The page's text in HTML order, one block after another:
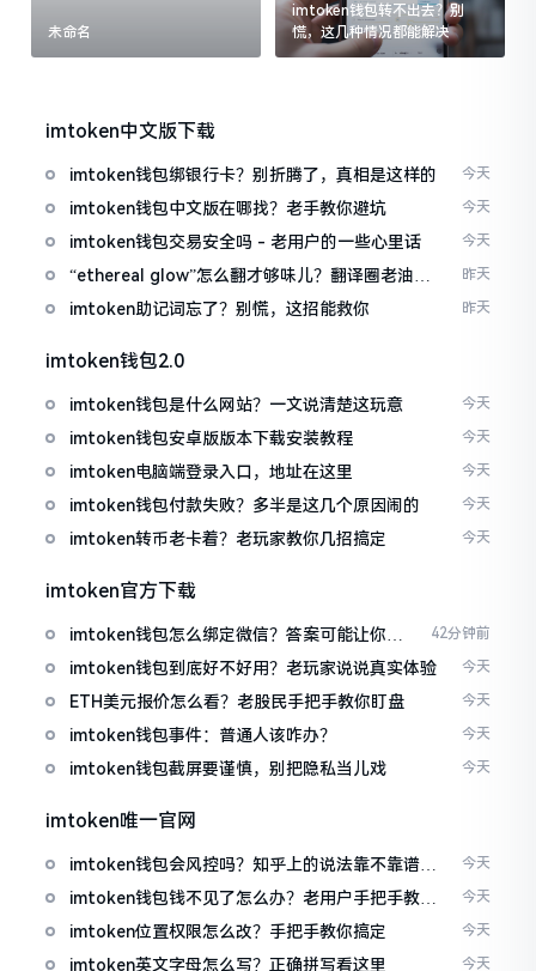
未命名
imtoken钱包转不出去？别
慌，这几种情况都能解决
imtoken中文版下载
imtoken钱包绑银行卡？别折腾了，真相是这样的 今天
imtoken钱包中文版在哪找？老手教你避坑 今天
imtoken钱包交易安全吗 - 老用户的一些心里话 今天
“ethereal glow”怎么翻才够味儿？翻译圈老油条
的私房话
昨天
imtoken助记词忘了？别慌，这招能救你 昨天
imtoken钱包2.0
imtoken钱包是什么网站？一文说清楚这玩意 今天
imtoken钱包安卓版版本下载安装教程 今天
imtoken电脑端登录入口，地址在这里 今天
imtoken钱包付款失败？多半是这几个原因闹的 今天
imtoken转币老卡着？老玩家教你几招搞定 今天
imtoken官方下载
imtoken钱包怎么绑定微信？答案可能让你失
望
42分钟前
imtoken钱包到底好不好用？老玩家说说真实体验 今天
ETH美元报价怎么看？老股民手把手教你盯盘 今天
imtoken钱包事件：普通人该咋办？ 今天
imtoken钱包截屏要谨慎，别把隐私当儿戏 今天
imtoken唯一官网
imtoken钱包会风控吗？知乎上的说法靠不靠谱，
老币民告诉你
今天
imtoken钱包钱不见了怎么办？老用户手把手教你
找回
今天
imtoken位置权限怎么改？手把手教你搞定 今天
imtoken英文字母怎么写？正确拼写看这里 今天